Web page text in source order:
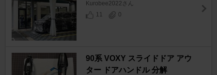
Kurobee2022さん
11
0
90系 VOXY スライドドア アウ
ター ドアハンドル 分解